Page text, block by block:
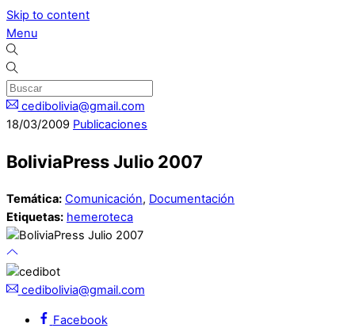
Skip to content
Menu
cedibolivia@gmail.com
18/03/2009 Publicaciones
BoliviaPress Julio 2007
Temática: Comunicación, Documentación
Etiquetas: hemeroteca
cedibolivia@gmail.com
Facebook